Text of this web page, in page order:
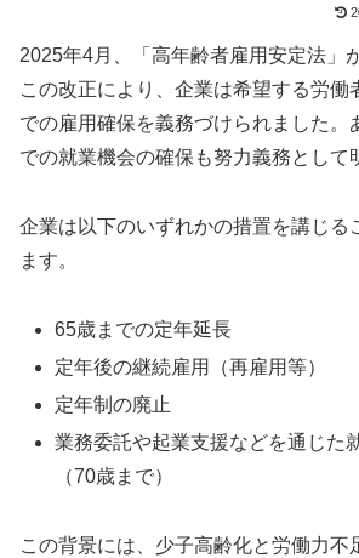
2025年4月、「高年齢者雇用安定法」
この改正により、企業は希望する労働
での雇用確保を義務づけられました。
での就業機会の確保も努力義務として
企業は以下のいずれかの措置を講じる
ます。
65歳までの定年延長
定年後の継続雇用（再雇用等）
定年制の廃止
業務委託や起業支援などを通じた
（70歳まで）
この背景には、少子高齢化と労働力不